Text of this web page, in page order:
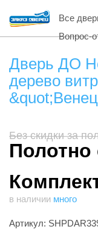
Все
Вопрос-
Дверь ДО
дерево
Без скидки за
Полотно
в наличии много
Артикул: